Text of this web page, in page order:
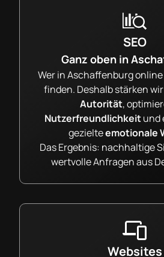
SEO
Ganz oben in
Wer in Aschaffenburg
finden. Deshalb stärken
Autorität,
Nutzerfreundlichkeitund
gezielteemotionale
Das Ergebnis: nachhaltige
wertvolle Anfragen aus
Websites